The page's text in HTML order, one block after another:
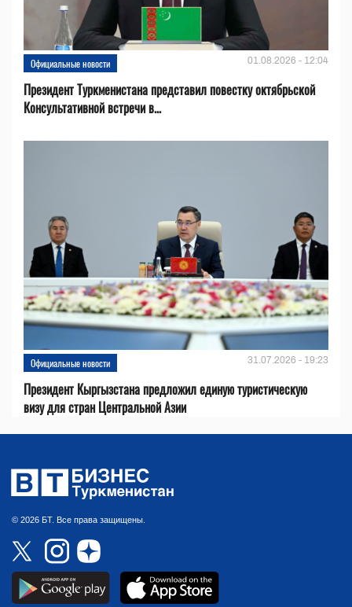
Официальные новости 01.08.2026 - 12:04
Президент Туркменистана представил повестку октябрьской
Консультативной встречи в...
Официальные новости 31.07.2026 - 19:23
Президент Кыргызстана предложил единую туристическую
визу для стран Центральной Азии
© 2026 БТ. Все права защищены.